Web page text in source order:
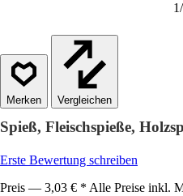
1/
Vergleichen
Spieß, Fleischspieße,
Erste Bewertung schreiben
Preis — 3,03 € * Alle Preise inkl.